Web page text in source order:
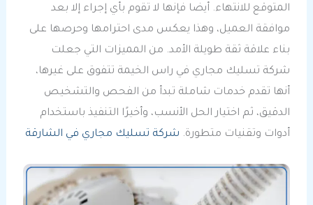
المتوقع للانتهاء. أيضا فإنها لا تقوم بأي إجراء إلا بعد
موافقة العميل، وهذا يعكس مدى احترامها وحرصها على
بناء علاقة ثقة طويلة الأمد. من المميزات التي جعلت
شركة تسليك مجاري في راس الخيمة تتفوق على غيرها،
أنها تقدم خدمات شاملة تبدأ من الفحص والتشخيص
الدقيق، ثم اختيار الحل الأنسب، وأخيرًا التنفيذ باستخدام
أدوات وتقنيات متطورة. شركة تسليك مجاري في الشارقة